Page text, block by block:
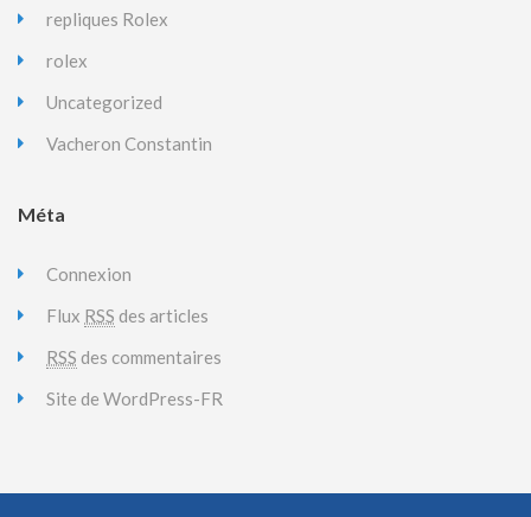
repliques Rolex
rolex
Uncategorized
Vacheron Constantin
Méta
Connexion
Flux RSS des articles
RSS des commentaires
Site de WordPress-FR